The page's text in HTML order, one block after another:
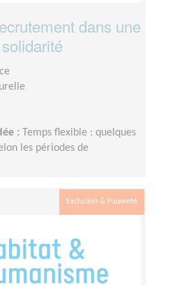
dans une
:
Temps flexible : quelques
les périodes de
Exclusion & Pauvreté